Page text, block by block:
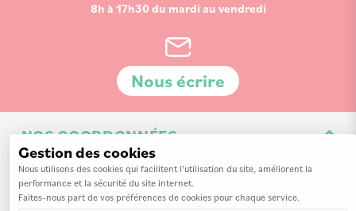
8h à 17h30 du mardi au vendredi
Nous écrire
NOS COORDONNÉES
3 Av. de la 3ème Division d'Infanterie Britannique
14200 Hérouville-Saint-Clair
Gestion des cookies
Nous utilisons des cookies qui facilitent l'utilisation du site, améliorent la
performance et la sécurité du site internet.
Faites-nous part de vos préférences de cookies pour chaque service.